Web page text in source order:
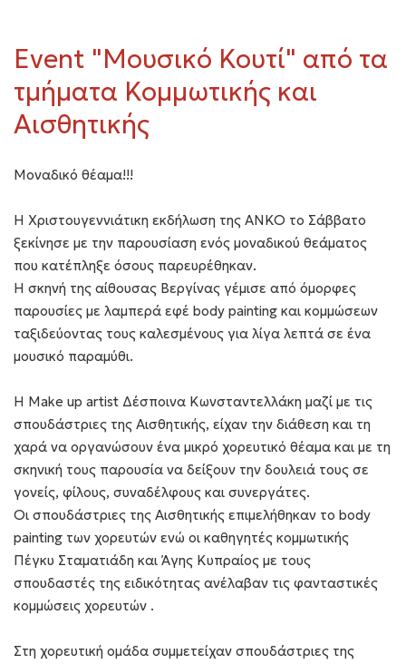
Εvent "Μουσικό Κουτί" από τα
τμήματα Κομμωτικής και
Αισθητικής
Μοναδικό θέαμα!!!
H Χριστουγεννιάτικη εκδήλωση της ΑΝΚΟ το Σάββατο
ξεκίνησε με την παρουσίαση ενός μοναδικού θεάματος
που κατέπληξε όσους παρευρέθηκαν.
Η σκηνή της αίθουσας Βεργίνας γέμισε από όμορφες
παρουσίες με λαμπερά εφέ body painting και κομμώσεων
ταξιδεύοντας τους καλεσμένους για λίγα λεπτά σε ένα
μουσικό παραμύθι.
Η Make up artist Δέσποινα Κωνσταντελλάκη μαζί με τις
σπουδάστριες της Αισθητικής, είχαν την διάθεση και τη
χαρά να οργανώσουν ένα μικρό χορευτικό θέαμα και με τη
σκηνική τους παρουσία να δείξουν την δουλειά τους σε
γονείς, φίλους, συναδέλφους και συνεργάτες.
Οι σπουδάστριες της Αισθητικής επιμελήθηκαν το body
painting των χορευτών ενώ οι καθηγητές κομμωτικής
Πέγκυ Σταματιάδη και Άγης Κυπραίος με τους
σπουδαστές της ειδικότητας ανέλαβαν τις φανταστικές
κομμώσεις χορευτών .
Στη χορευτική ομάδα συμμετείχαν σπουδάστριες της